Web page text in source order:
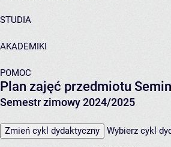
STUDIA
AKADEMIKI
POMOC
Plan zajęć przedmiotu
Semestr zimowy 2024/2025
Zmień cykl dydaktyczny Wybierz cykl